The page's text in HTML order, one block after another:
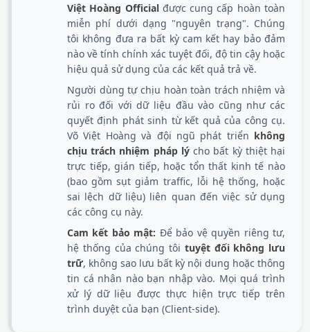
Việt Hoàng Officialđược cung cấp hoàn toàn
miễn phí dưới dạng "nguyên trạng". Chúng
tôi không đưa ra bất kỳ cam kết hay bảo đảm
nào về tính chính xác tuyệt đối, độ tin cậy hoặc
hiệu quả sử dụng của các kết quả trả về.
Người dùng tự chịu hoàn toàn trách nhiệm và
rủi ro đối với dữ liệu đầu vào cũng như các
quyết định phát sinh từ kết quả của công cụ.
Võ Việt Hoàng và đội ngũ phát triển không
chịu trách nhiệm pháp lýcho bất kỳ thiệt hại
trực tiếp, gián tiếp, hoặc tổn thất kinh tế nào
(bao gồm sụt giảm traffic, lỗi hệ thống, hoặc
sai lệch dữ liệu) liên quan đến việc sử dụng
các công cụ này.
Cam kết bảo mật: Để bảo vệ quyền riêng tư,
hệ thống của chúng tôi tuyệt đối không lưu
trữ, không sao lưu bất kỳ nội dung hoặc thông
tin cá nhân nào bạn nhập vào. Mọi quá trình
xử lý dữ liệu được thực hiện trực tiếp trên
trình duyệt của bạn (Client-side).